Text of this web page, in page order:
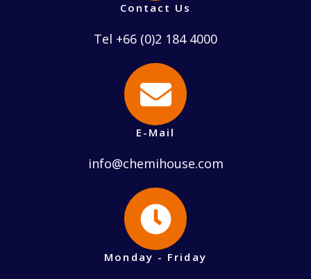
Contact Us
Tel +66 (0)2 184 4000
E-Mail
info@chemihouse.com
Monday - Friday